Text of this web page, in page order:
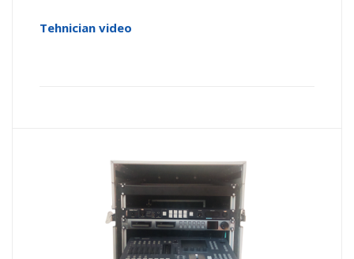
Tehnician video